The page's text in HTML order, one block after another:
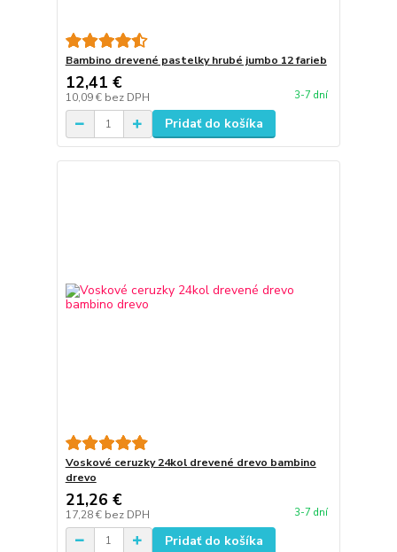
Bambino drevené pastelky hrubé jumbo 12 farieb
12,41 €
10,09 € bez DPH 3-7 dní
Pridať do košíka
Voskové ceruzky 24kol drevené drevo bambino
drevo
21,26 €
17,28 € bez DPH 3-7 dní
Pridať do košíka